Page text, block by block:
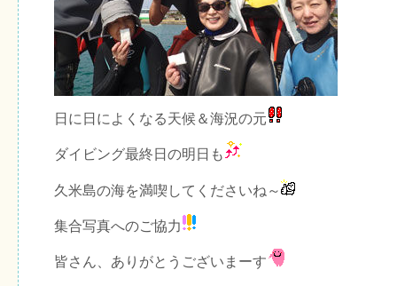
日に日によくなる天候＆海況の元
ダイビング最終日の明日も
久米島の海を満喫してくださいね～
集合写真へのご協力
皆さん、ありがとうございまーす